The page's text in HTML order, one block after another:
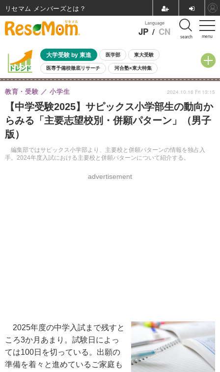
menu
Language
JP / CN search
大学受験 by 東進 医学部 東大受験
医専予備校徹底リサーチ 河合塾×東大特集
親子で考える大学選び 高校受験 中学受験 小学校受験
共通テスト 夏休み
8月開催イベント・WS 全国公立高校 過去問 人気記事
自由研究教材（小学生向け） 自由研究教材（中学生向け） ランキング
【中学受験2025】サピックス小学部生の動向か
らみる「主要志望校別・併願パターン」（男子
版）
編集部ではサピックス小学部より、主要校と併願パターンの情報を独占入
手。2024年度入試における主要校と併願パターンについて紹介する。
教育・受験 小学生
advertisement
2024.10.18 Fri 13:15
2025年度の中学入試まで残すと
ころ3か月あまり。試験日によっ
ては100日を切っている。出願の
準備を着々と進めているご家庭も
リセマム メンバーズ